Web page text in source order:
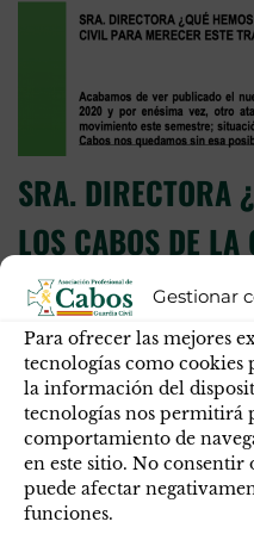
Gestionar
Para ofrecer las mejores
tecnologías como cookies
la información del
tecnologías nos permitirá
comportamiento de
en este sitio. No
puede afectar
funciones.
SRA. DIRECTORA
LOS CABOS DE
PARA MERECER
¿OTRA VEZ?
Descarga el comunicado
acontecimientos ocurridos
cuanto a nuestras
pasado 02 de abril esta
a la DGGC solicitando la